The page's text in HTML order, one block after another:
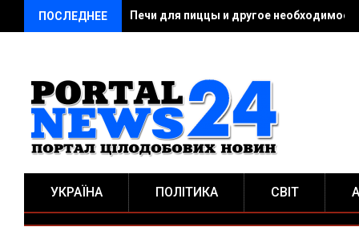
ПОСЛЕДНЕЕ Печи для пиццы и другое необходимое
УКРАЇНА ПОЛІТИКА СВІТ